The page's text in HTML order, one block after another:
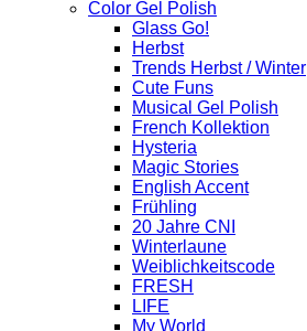
Color Gel Polish
Glass Go!
Herbst
Trends Herbst / Winter
Cute Funs
Musical Gel Polish
French Kollektion
Hysteria
Magic Stories
English Accent
Frühling
20 Jahre CNI
Winterlaune
Weiblichkeitscode
FRESH
LIFE
My World